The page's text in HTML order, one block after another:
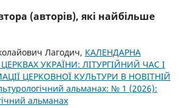
(авторів), які найбільше
Лагодич, КАЛЕНДАРНА
УКРАЇНИ: ЛІТУРГІЙНИЙ ЧАС І
ЦЕРКОВНОЇ КУЛЬТУРИ В НОВІТНІЙ
альманах: № 1 (2026):
альманах